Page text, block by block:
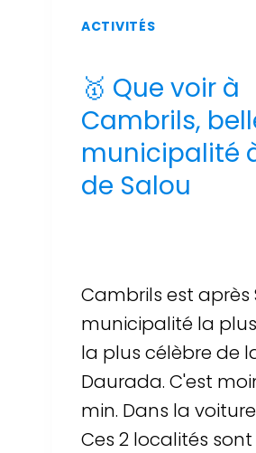
ACTIVITÉS
🥇 Que voir à
Cambrils,
municipalité
de Salou
Cambrils est après
municipalité la
la plus célèbre de
Daurada. C'est
min. Dans la
Ces 2 localités sont